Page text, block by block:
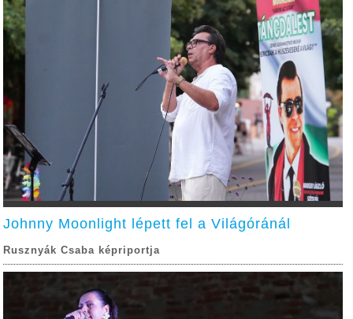
Johnny Moonlight lépett fel a Világóránál
Rusznyák Csaba képriportja